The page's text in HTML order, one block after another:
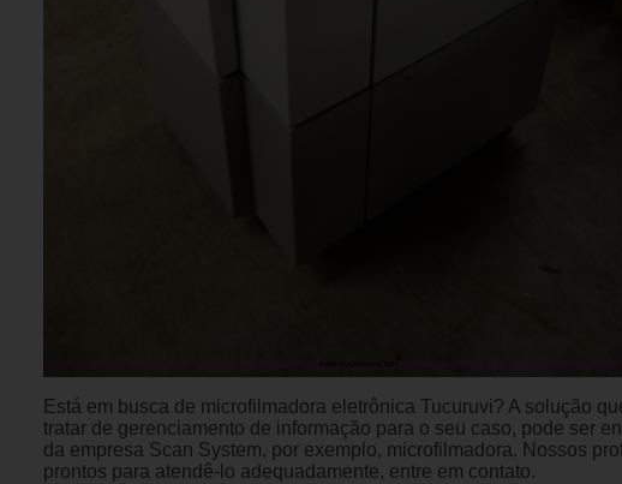
Está em busca de microfilmadora eletrônica Tucuruvi? A solução
tratar de gerenciamento de informação para o seu caso, pode ser
da empresa Scan System, por exemplo, microfilmadora. Nossos
prontos para atendê-lo adequadamente, entre em contato.